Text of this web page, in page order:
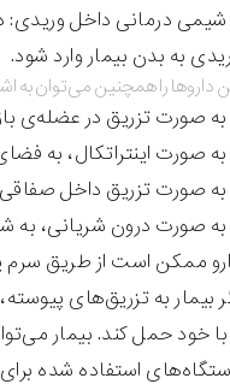
درمانی داخل وریدی:
به بدن بیمار وارد شود.
داروها را همچنین می‌توان به
صورت تزریق در عضله‌ی
صورت اینتراتکال، به
صورت تزریق داخل
صورت درون شریانی، به
ممکن است از طریق سرم
بیمار به تزریق‌های
با خود حمل کند. بیمار
استفاده شده